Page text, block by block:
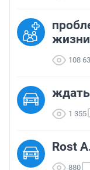
108
1 355
Rost
880